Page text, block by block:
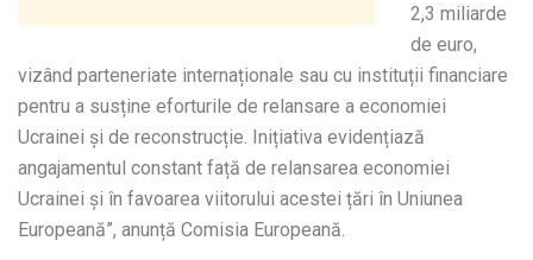
2,3 miliarde
de euro,
vizând parteneriate internaționale sau cu instituții financiare
pentru a susține eforturile de relansare a economiei
Ucrainei și de reconstrucție. Inițiativa evidențiază
angajamentul constant față de relansarea economiei
Ucrainei și în favoarea viitorului acestei țări în Uniunea
Europeană”, anunță Comisia Europeană.